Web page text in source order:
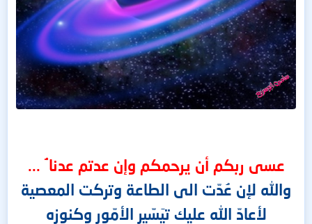
عسى ربكم أن يرحمكم وإن عدتم عدنا ۘ ...
والله لإن عُدّت الى الطاعة وتركت المعصية
لأعادّ الله عليك تيَسّير الأمّور وكنوزه